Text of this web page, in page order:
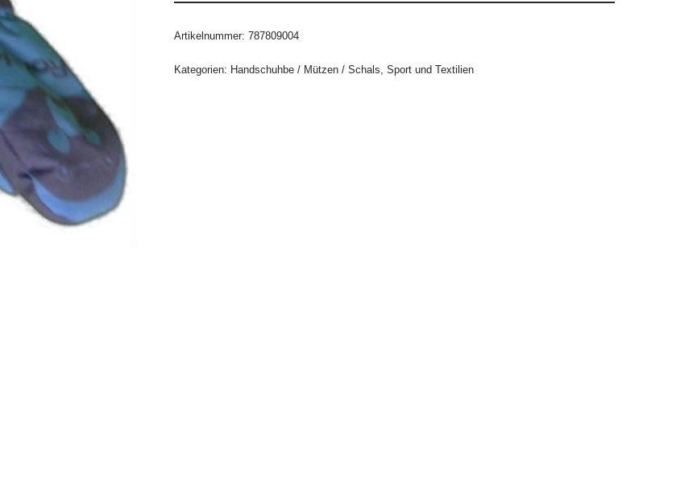
Artikelnummer: 787809004
Kategorien: Handschuhbe / Mützen / Schals, Sport und Textilien